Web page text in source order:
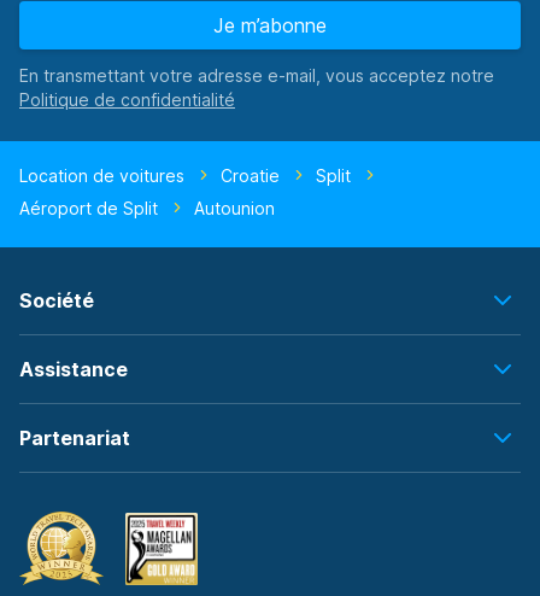
Je m’abonne
En transmettant votre adresse e-mail, vous acceptez notre
Location de voitures Croatie
Split
Aéroport de Split
Autounion
Société
Assistance
Partenariat